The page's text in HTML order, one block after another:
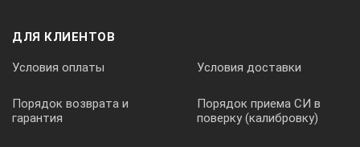
ДЛЯ КЛИЕНТОВ
Условия оплаты Условия доставки
Порядок возврата и
гарантия
Порядок приема СИ в
поверку (калибровку)